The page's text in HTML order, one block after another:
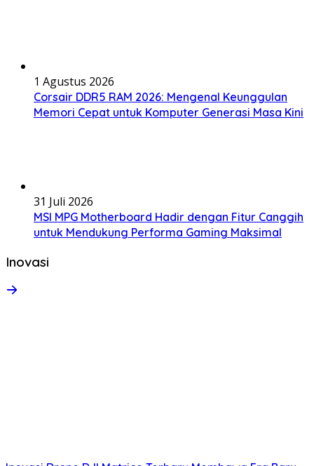
1 Agustus 2026
Corsair DDR5 RAM 2026: Mengenal Keunggulan
Memori Cepat untuk Komputer Generasi Masa Kini
31 Juli 2026
MSI MPG Motherboard Hadir dengan Fitur Canggih
untuk Mendukung Performa Gaming Maksimal
Inovasi